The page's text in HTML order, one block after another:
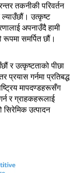
तकनीकी परिवर्तन
ल्याउँछौं। उत्कृष्ट
अपनाउँदै हामी
समर्पित छौं।
र उत्कृष्टताको पीछा
प्रयास गर्नमा प्रतिबद्ध
मापदण्डहरूसँग
र ग्राहकहरूलाई
सिरेमिक उत्पादन